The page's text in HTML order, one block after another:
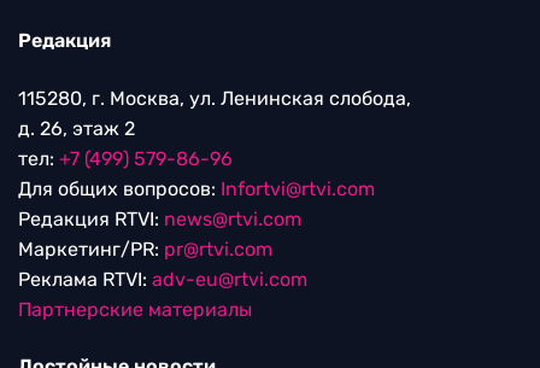
Редакция
115280, г. Москва, ул. Ленинская слобода,
д. 26, этаж 2
тел: +7 (499) 579-86-96
Для общих вопросов: Infortvi@rtvi.com
Редакция RTVI: news@rtvi.com
Маркетинг/PR: pr@rtvi.com
Реклама RTVI: adv-eu@rtvi.com
Партнерские материалы